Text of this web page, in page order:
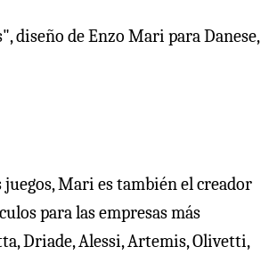
diseño de Enzo Mari para Danese,
juegos, Mari es también el creador
para las empresas más
Driade, Alessi, Artemis, Olivetti,